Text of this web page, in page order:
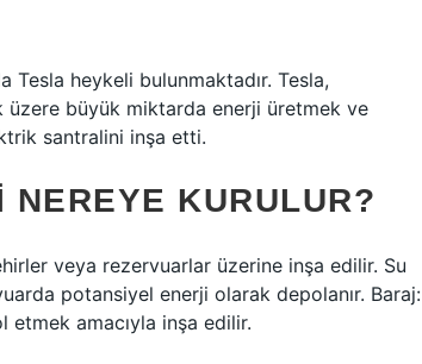
Tesla heykeli bulunmaktadır. Tesla,
üzere büyük miktarda enerji üretmek ve
santralini inşa etti.
KURULUR?
veya rezervuarlar üzerine inşa edilir. Su
potansiyel enerji olarak depolanır. Baraj:
amacıyla inşa edilir.